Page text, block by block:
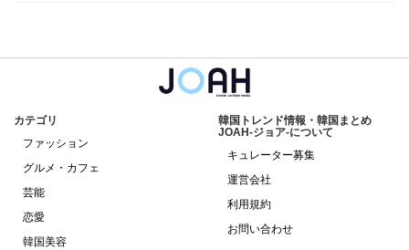
カテゴリ
ファッション
グルメ・カフェ
芸能
恋愛
韓国美容
韓国トレンド情報・韓国まとめ
JOAH-ジョア-について
キュレーター募集
運営会社
利用規約
お問い合わせ